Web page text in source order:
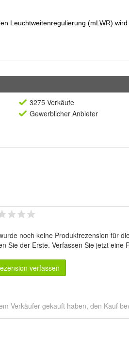
3275 Verkäufe
Gewerblicher Anbieter
noch keine Produktrezension für
Sie der Erste. Verfassen Sie jetzt eine
verfassen
Verkäufer gekauft haben, den Kauf